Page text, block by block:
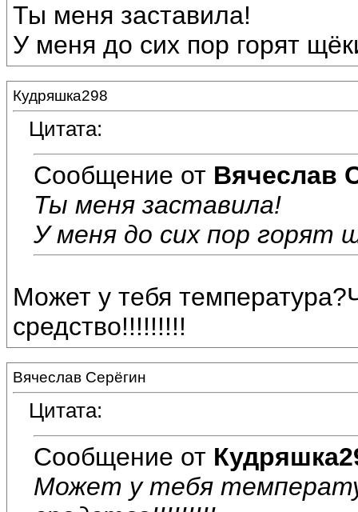
Ты меня заставила!
У меня до сих пор горят
Кудряшка298
Цитата:
Сообщение от Вячеслав
Ты меня заставила!
У меня до сих пор горят
Может у тебя
средство!!!!!!!!!
Вячеслав Серёгин
Цитата:
Сообщение от
Может у тебя